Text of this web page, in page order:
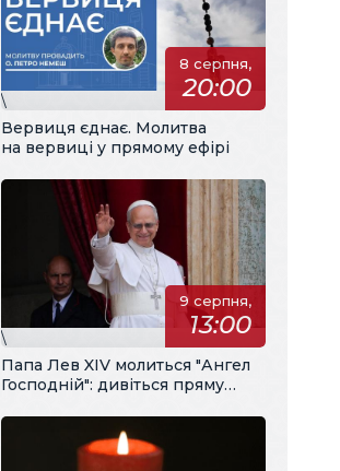
8 серпня,
20:00
\
Вервиця єднає. Молитва
на вервиці у прямому ефірі
9 серпня,
13:00
\
Папа Лев XIV молиться "Ангел
Господній": дивіться пряму
перекладом